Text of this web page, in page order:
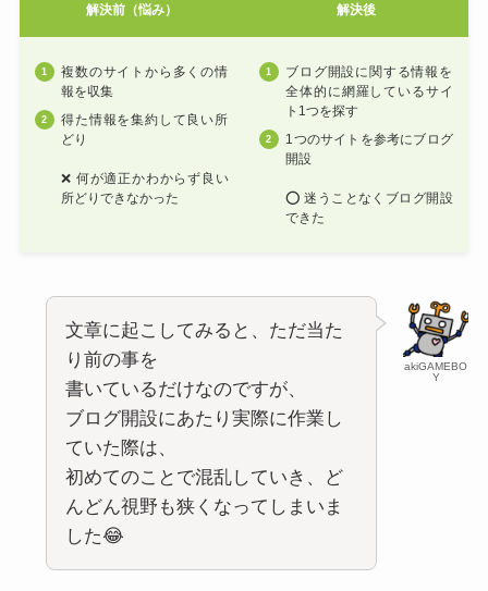
解決前（悩み） 解決後
複数のサイトから多くの情
報を収集
得た情報を集約して良い所
どり
❌ 何が適正かわからず良い
所どりできなかった
ブログ開設に関する情報を
全体的に網羅しているサイ
ト1つを探す
1つのサイトを参考にブログ
開設
⭕ 迷うことなくブログ開設
できた
akiGAMEBO
Y
文章に起こしてみると、ただ当た
り前の事を
書いているだけなのですが、
ブログ開設にあたり実際に作業し
ていた際は、
初めてのことで混乱していき、ど
んどん視野も狭くなってしまいま
した😂